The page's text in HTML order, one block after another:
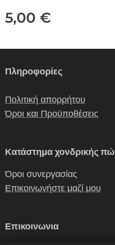
5,00 €
Πληροφορίες
Πολιτική απορρήτου
Όροι και Προϋποθέσεις
Κατάστημα
Όροι συνεργασίας
Επικοινωνήστε μαζί μου